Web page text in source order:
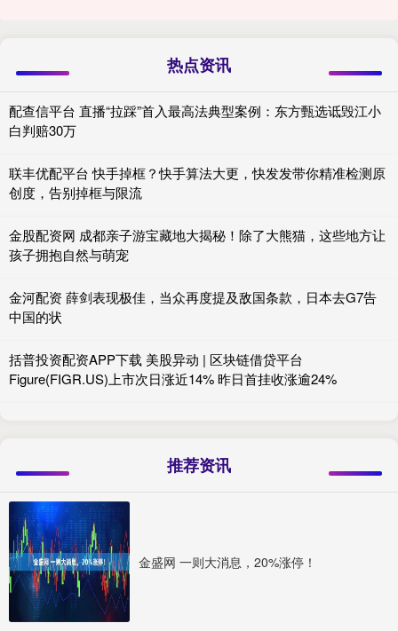
热点资讯
配查信平台 直播“拉踩”首入最高法典型案例：东方甄选诋毁江小
白判赔30万
联丰优配平台 快手掉框？快手算法大更，快发发带你精准检测原
创度，告别掉框与限流
金股配资网 成都亲子游宝藏地大揭秘！除了大熊猫，这些地方让
孩子拥抱自然与萌宠
金河配资 薛剑表现极佳，当众再度提及敌国条款，日本去G7告
中国的状
括普投资配资APP下载 美股异动 | 区块链借贷平台
Figure(FIGR.US)上市次日涨近14% 昨日首挂收涨逾24%
推荐资讯
金盛网 一则大消息，20%涨停！